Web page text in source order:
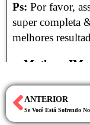
Ps: Por favor,
super completa
melhores
—Matheus IM
ANTERIOR